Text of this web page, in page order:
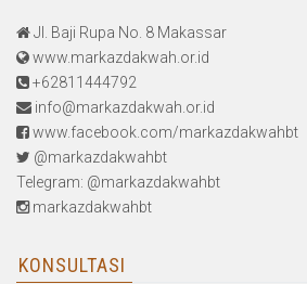
Jl. Baji Rupa No. 8 Makassar
www.markazdakwah.or.id
+62811444792
info@markazdakwah.or.id
www.facebook.com/markazdakwahbt
@markazdakwahbt
Telegram: @markazdakwahbt
markazdakwahbt
KONSULTASI